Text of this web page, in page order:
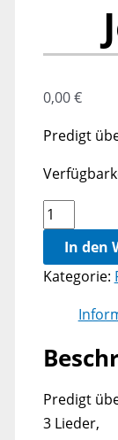
0,00€
Predigt
Jerusalem
Menge
In den
Kategorie:
Predigt
3 Lieder,